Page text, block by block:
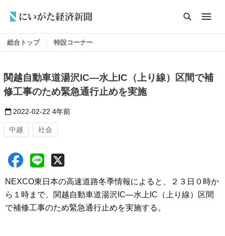
総合トップ 特設コーナー
関越自動車道湯沢IC―水上IC（上り線）区間で補
修工事のため緊急通行止めを実施
2022-02-22 4年前
中越 社会
NEXCO東日本の高速道路冬季情報によると、２３日０時か
ら１時まで、関越自動車道湯沢IC―水上IC（上り線）区間
で補修工事のため緊急通行止めを実施する。